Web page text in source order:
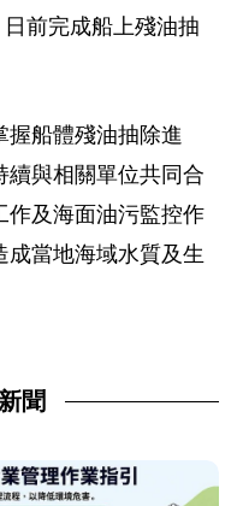
前完成船上殘油抽
握船體殘油抽除進
續與相關單位共同合
作及海面油污監控作
當地海域水質及生
聞